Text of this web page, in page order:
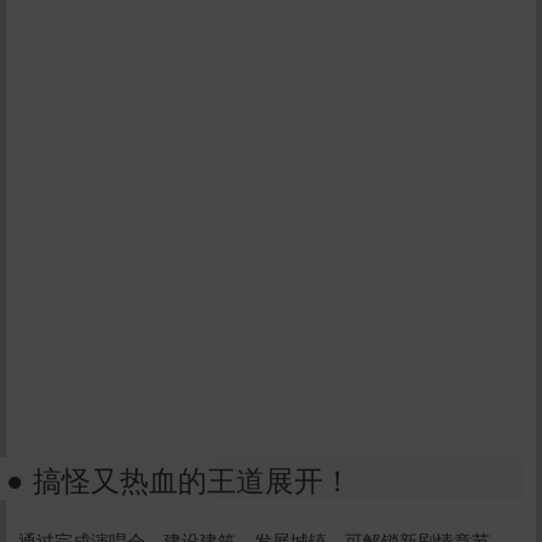
● 搞怪又热血的王道展开！